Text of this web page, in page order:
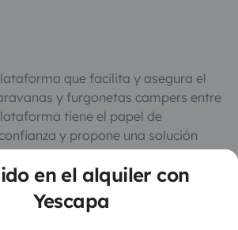
en el alquiler con
Yescapa
que facilita y asegura el
y furgonetas campers entre
tiene el papel de
y propone una solución
unas vacaciones en total libertad y
opiniones de usuarios en Trusted